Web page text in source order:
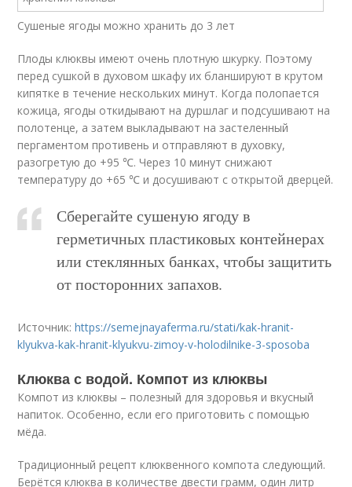
Сушеные ягоды можно хранить до 3 лет
Плоды клюквы имеют очень плотную шкурку. Поэтому
перед сушкой в духовом шкафу их бланшируют в крутом
кипятке в течение нескольких минут. Когда полопается
кожица, ягоды откидывают на дуршлаг и подсушивают на
полотенце, а затем выкладывают на застеленный
пергаментом противень и отправляют в духовку,
разогретую до +95 ℃. Через 10 минут снижают
температуру до +65 ℃ и досушивают с открытой дверцей.
Сберегайте сушеную ягоду в
герметичных пластиковых контейнерах
или стеклянных банках, чтобы защитить
от посторонних запахов.
Источник:https://semejnayaferma.ru/stati/kak-hranit-
klyukva-kak-hranit-klyukvu-zimoy-v-holodilnike-3-sposoba
Клюква с водой. Компот из клюквы
Компот из клюквы – полезный для здоровья и вкусный
напиток. Особенно, если его приготовить с помощью
мёда.
Традиционный рецепт клюквенного компота следующий.
Берётся клюква в количестве двести грамм, один литр